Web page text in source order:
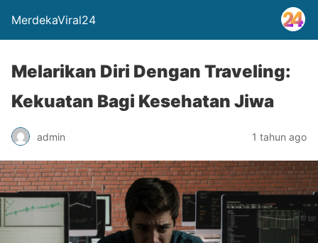
MerdekaViral24
Melarikan Diri Dengan Traveling:
Kekuatan Bagi Kesehatan Jiwa
admin 1 tahun ago